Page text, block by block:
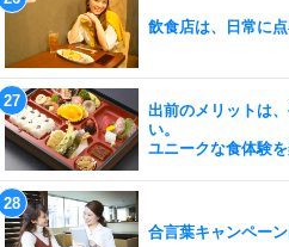
飲食店は、日常に点
出前のメリットは
い。
ユニークな食体験を
合言葉キャンペー